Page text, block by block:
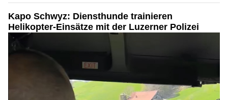
Kapo Schwyz: Diensthunde trainieren
Helikopter-Einsätze mit der Luzerner Polizei